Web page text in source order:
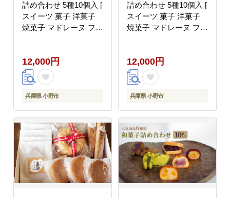
詰め合わせ 5種10個入 [
スイーツ 菓子 洋菓子
焼菓子 マドレーヌ フィ
ゼント ]【のし(お歳
暮)】
12,000円
兵庫県 小野市
詰め合わせ 5種10個入 [
スイーツ 菓子 洋菓子
焼菓子 マドレーヌ フィ
ゼント ]【のし(無地)】
12,000円
兵庫県 小野市